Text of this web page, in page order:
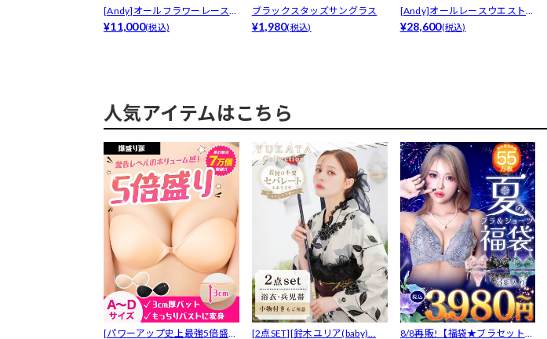
[Andy]オールフラワーレースフ
リル...
¥11,000(税込)
ブラックスタッズサングラス
¥1,980(税込)
[Andy]オールレースウエストカ
ット...
¥28,600(税込)
人気アイテムはこちら
[パワーアップ史上最強5倍盛り [2点SET][鈴木ユリア(baby)... 8/8再販!【福袋★ブラセット3